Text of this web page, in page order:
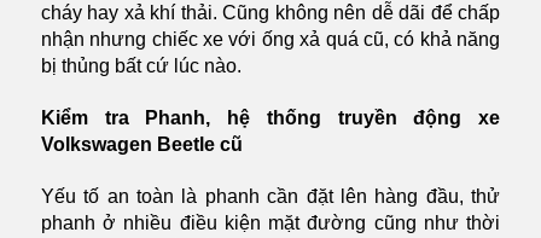
cháy hay xả khí thải. Cũng không nên dễ dãi để chấp
nhận nhưng chiếc xe với ống xả quá cũ, có khả năng
bị thủng bất cứ lúc nào.
Kiểm tra Phanh, hệ thống truyền động xe
Volkswagen Beetle cũ
Yếu tố an toàn là phanh cần đặt lên hàng đầu, thử
phanh ở nhiều điều kiện mặt đường cũng như thời